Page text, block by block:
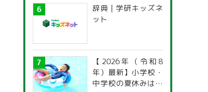
辞典 | 学研キッズネ
ット
【2026年（令和8
年）最新】小学校・
中学校の夏休みはい